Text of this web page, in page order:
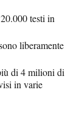
testi in
liberamente
di 4 milioni di
in varie